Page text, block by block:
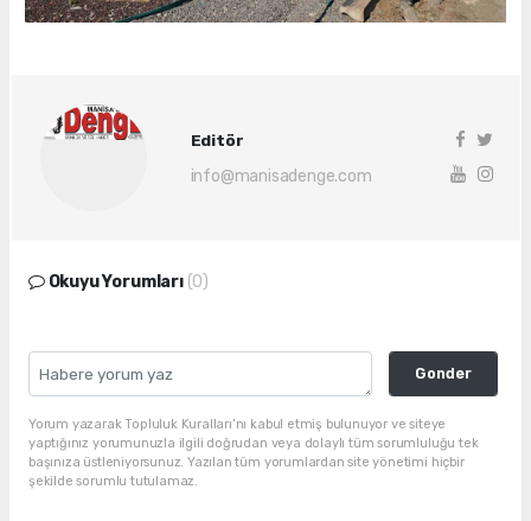
Editör
info@manisadenge.com
Okuyu Yorumları (0)
Gonder
Yorum yazarak Topluluk Kuralları’nı kabul etmiş bulunuyor ve siteye
yaptığınız yorumunuzla ilgili doğrudan veya dolaylı tüm sorumluluğu tek
başınıza üstleniyorsunuz. Yazılan tüm yorumlardan site yönetimi hiçbir
şekilde sorumlu tutulamaz.